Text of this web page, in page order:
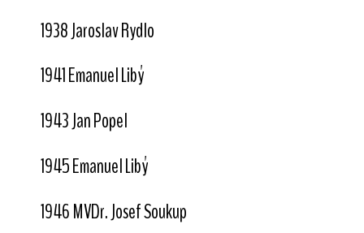
1938 Jaroslav Rydlo
1941 Emanuel Libý
1943 Jan Popel
1945 Emanuel Libý
1946 MVDr. Josef Soukup